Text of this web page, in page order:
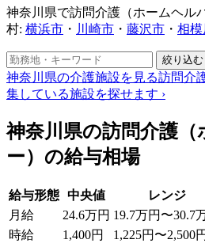
神奈川県で訪問介護（ホームヘル
村: 横浜市 ・ 川崎市 ・ 藤沢市 ・ 相
絞り込む
神奈川県の介護施設を見る訪問介
集している施設を探せます ›
神奈川県の訪問介護
ー）の給与相場
給与形態 中央値 レンジ
月給
24.6万円 19.7万円〜30.7
時給
1,400円 1,225円〜2,500円